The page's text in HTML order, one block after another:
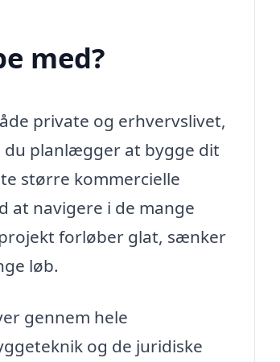
med?
private og erhvervslivet,
du planlægger at bygge dit
større kommercielle
at navigere i de mange
forløber glat, sænker
løb.
gennem hele
og de juridiske